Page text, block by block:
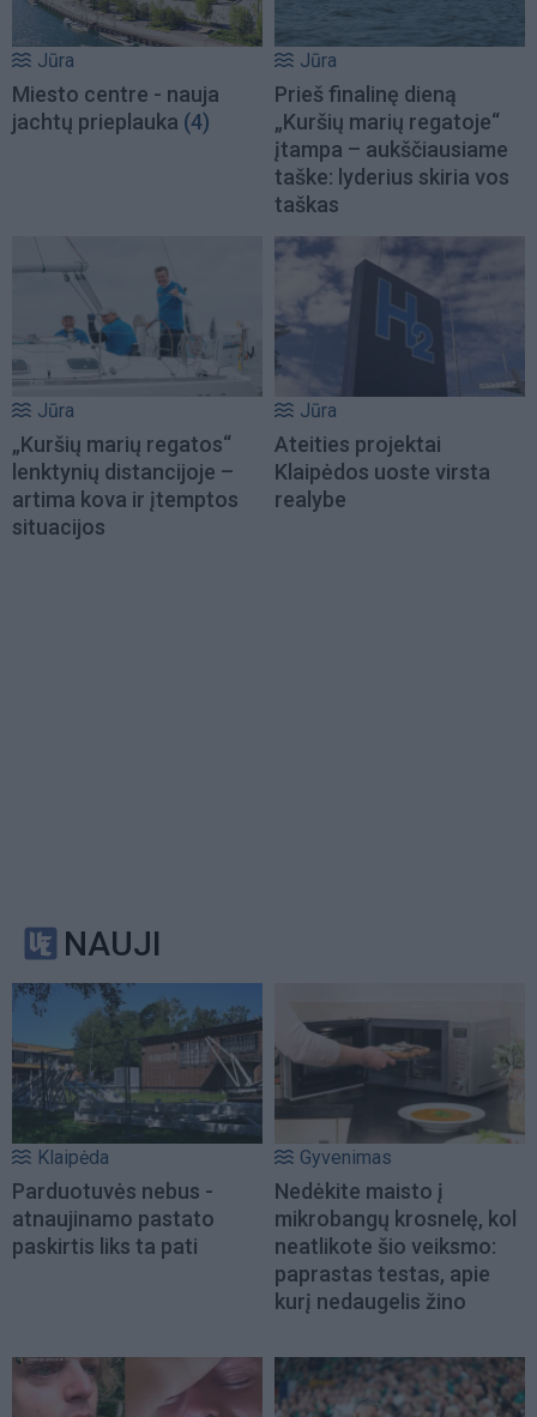
Jūra
Miesto centre - nauja
jachtų prieplauka (4)
Jūra
Prieš finalinę dieną
„Kuršių marių regatoje“
įtampa – aukščiausiame
taške: lyderius skiria vos
taškas
Jūra
„Kuršių marių regatos“
lenktynių distancijoje –
artima kova ir įtemptos
situacijos
Jūra
Ateities projektai
Klaipėdos uoste virsta
realybe
NAUJI
Klaipėda
Parduotuvės nebus -
atnaujinamo pastato
paskirtis liks ta pati
Gyvenimas
Nedėkite maisto į
mikrobangų krosnelę, kol
neatlikote šio veiksmo:
paprastas testas, apie
kurį nedaugelis žino